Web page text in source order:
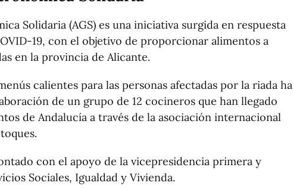
Solidaria (AGS) es una iniciativa surgida en respuesta
19, con el objetivo de proporcionar alimentos a
en la provincia de Alicante.
calientes para las personas afectadas por la riada ha
de un grupo de 12 cocineros que han llegado
de Andalucía a través de la asociación internacional
con el apoyo de la vicepresidencia primera y
Sociales, Igualdad y Vivienda.